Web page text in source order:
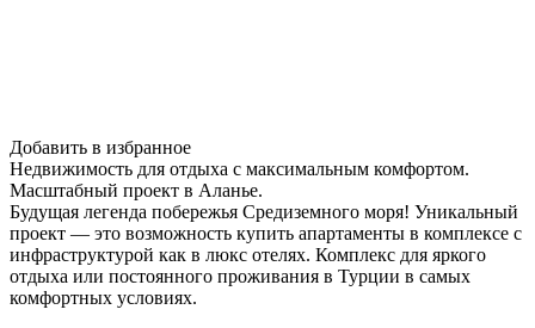
Добавить в избранное
Недвижимость для отдыха с максимальным комфортом.
Масштабный проект в Аланье.
Будущая легенда побережья Средиземного моря! Уникальный
проект — это возможность купить апартаменты в комплексе с
инфраструктурой как в люкс отелях. Комплекс для яркого
отдыха или постоянного проживания в Турции в самых
комфортных условиях.